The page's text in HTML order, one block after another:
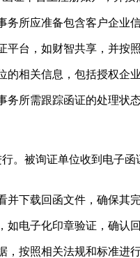
所应准备包含客户企业
台，如财智共享，并按
相关信息，包括授权企
所需跟踪函证的处理状
。被询证单位收到电子
下载回函文件，确保其
电子化印章验证，确认
按照相关法规和标准进行